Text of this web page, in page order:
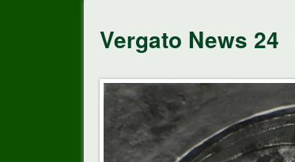
Vergato News 24